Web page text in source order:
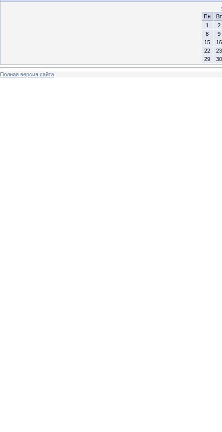
Пн
Вт
1
2
8
9
15
16
22
23
29
30
Полная версия сайта